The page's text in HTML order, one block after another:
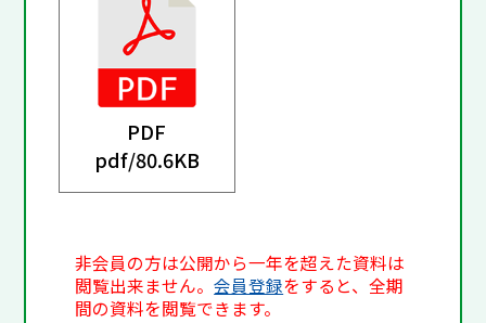
PDF
pdf/80.6KB
非会員の方は公開から一年を超えた資料は
閲覧出来ません。会員登録をすると、全期
間の資料を閲覧できます。